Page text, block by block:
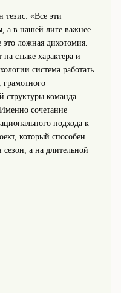
«Все эти
а в нашей лиге важнее
это ложная дихотомия.
стыке характера и
система работать
грамотного
структуры команда
сочетание
подхода к
который способен
сезон, а на длительной